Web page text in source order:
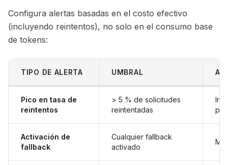
Configura alertas basadas en el costo efectivo
(incluyendo reintentos), no solo en el consumo base
de tokens:
TIPO DE ALERTA UMBRAL
Pico en tasa de
reintentos
> 5 % de solicitudes
reintentadas
Activación de
fallback
Cualquier fallback
activado